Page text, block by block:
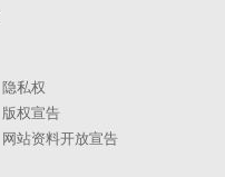
隐私权
版权宣告
网站资料开放宣告